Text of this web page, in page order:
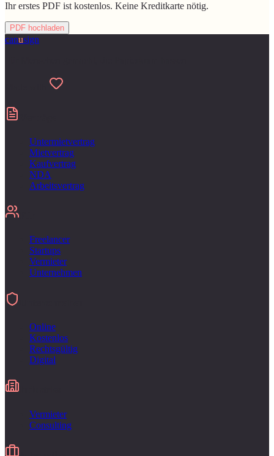
Ihr erstes PDF ist kostenlos. Keine Kreditkarte nötig.
PDF hochladen
canusign
Untermietvertrag
Mietvertrag
Kaufvertrag
NDA
Arbeitsvertrag
Freelancer
Startups
Vermieter
Unternehmen
Online
Kostenlos
Rechtsgültig
Digital
Vermieter
Consulting